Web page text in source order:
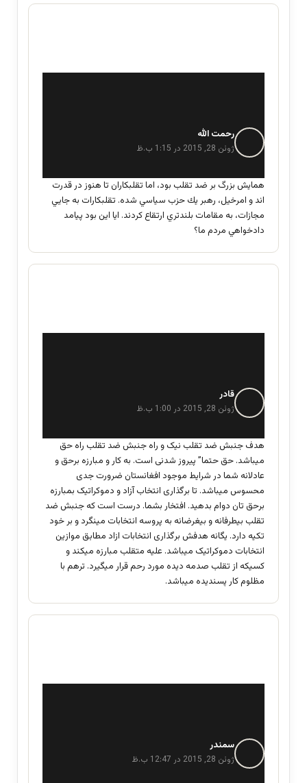
رحمت الله
ف
:
ژوئن 28, 2015 در 1:15 ب.ظ
همايش بزرگ بر ضد تقلب بود، اما تقلبكاران تا هنوز در قدرت
اند و امرخيل، رهبر يك حزب سياسي شده. تقلبكارات به جايي
مجازات، به مقامات بلندتري ارتقاع كردند. ايا اين بود پيامد
دادخواهي مردم ما؟
قادر
ف
:
ژوئن 28, 2015 در 1:00 ب.ظ
هدف جنبش ضد تقلب نیک و راه جنبش ضد تقلب راه حق
میباشد. حق حتما” پیروز شدنی است. به کار و مبارزه برحق و
عادلانه شما در شرایط موجود افغانستان ضرورت جدی
محسوس میباشد. تا برگذاری انتخاب آزاد و دموکراتیک بمبارزه
برحق تان دوام بدهید. افتخار بشما. درست است که جنبش ضد
تقلب بیطرفانه و بیغرضانه به پروسه انتخابات مینگرد و بر خود
تکیه دارد. یگانه هدفش برگذاری انتخابات ازاد مطابق موازین
انتخابات دموکراتیک میباشد. علیه متقلب مبارزه میکند و
کسیکه از تقلب صدمه دیده مورد رحم قرار میگیرد. ترهم با
مظلوم کار پسندیده میباشد.
سمندر
ف
ژوئن 28, 2015 در 12:47 ب.ظ